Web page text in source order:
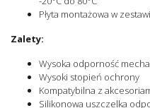
Płyta montażowa w
Zalety:
Wysoka odporność
Wysoki stopień ochrony
Kompatybilna z
Silikonowa uszczelka